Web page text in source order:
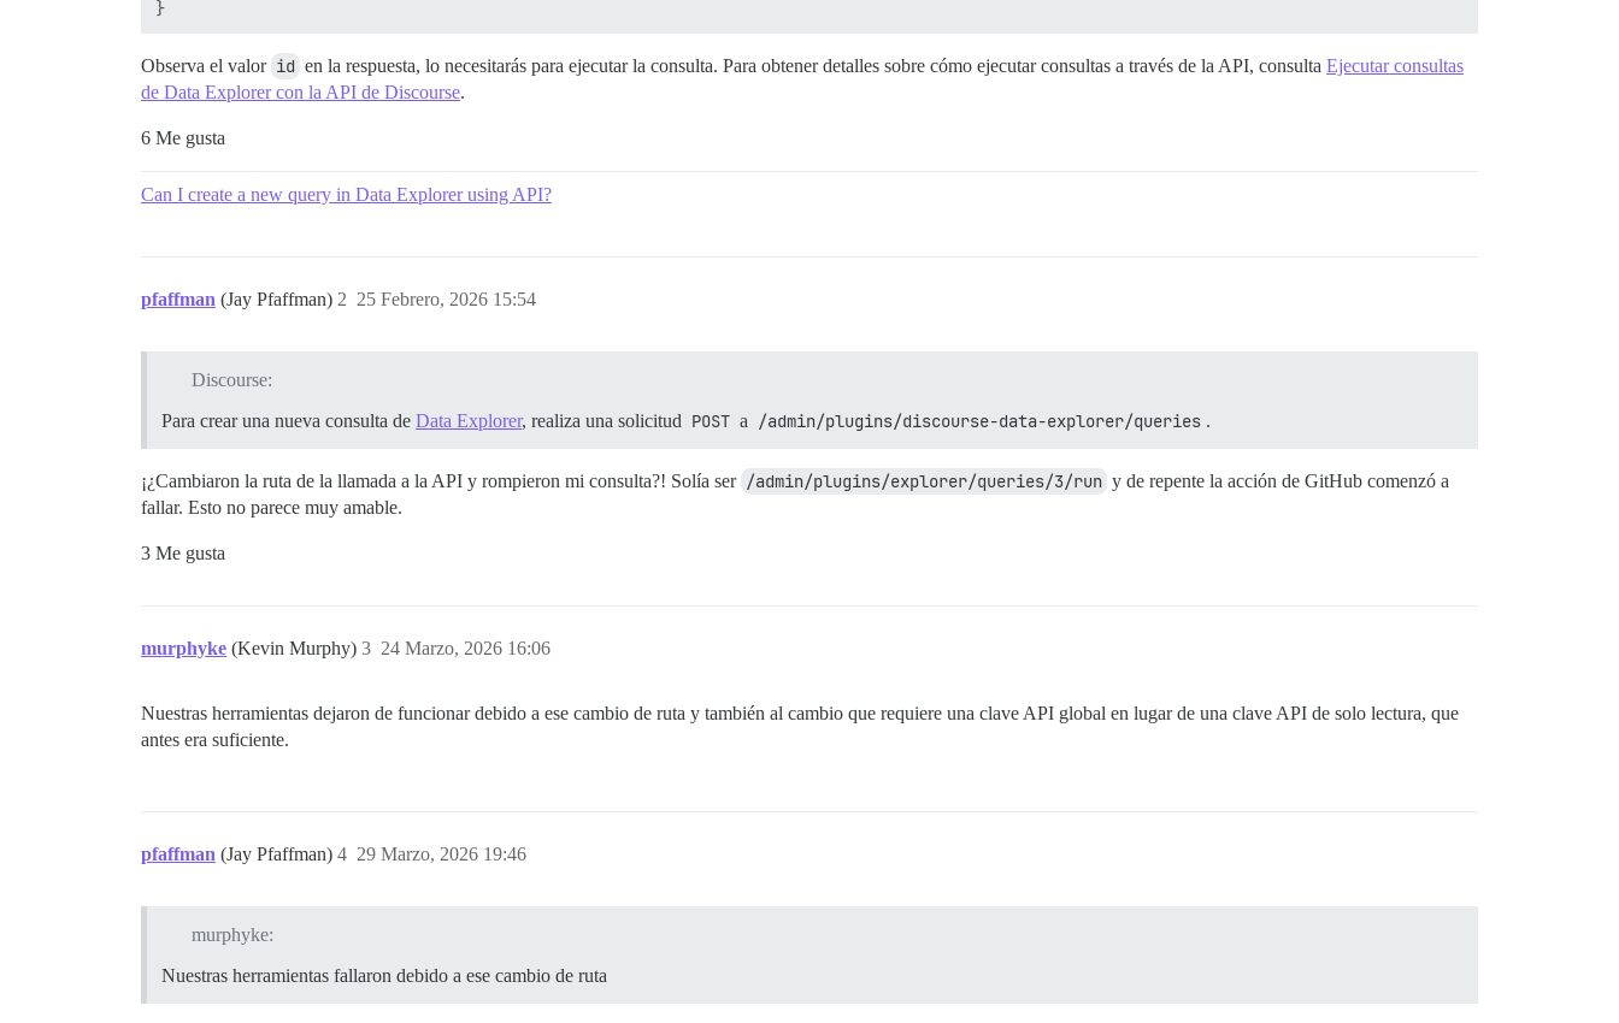
Observa el valor id en la respuesta, lo necesitarás para ejecutar la consulta. Para obtener detalles sobre cómo ejecutar consultas a través de la API, consulta Ejecutar consultas
de Data Explorer con la API de Discourse.
6 Me gusta
Can I create a new query in Data Explorer using API?
pfaffman (Jay Pfaffman) 25 Febrero, 2026 15:54
2
Discourse:
Para crear una nueva consulta de Data Explorer, realiza una solicitud POST a /admin/plugins/discourse-data-explorer/queries .
¡¿Cambiaron la ruta de la llamada a la API y rompieron mi consulta?! Solía ser /admin/plugins/explorer/queries/3/run y de repente la acción de GitHub comenzó a
fallar. Esto no parece muy amable.
3 Me gusta
murphyke (Kevin Murphy) 24 Marzo, 2026 16:06
3
Nuestras herramientas dejaron de funcionar debido a ese cambio de ruta y también al cambio que requiere una clave API global en lugar de una clave API de solo lectura, que
antes era suficiente.
pfaffman (Jay Pfaffman) 29 Marzo, 2026 19:46
4
murphyke:
Nuestras herramientas fallaron debido a ese cambio de ruta